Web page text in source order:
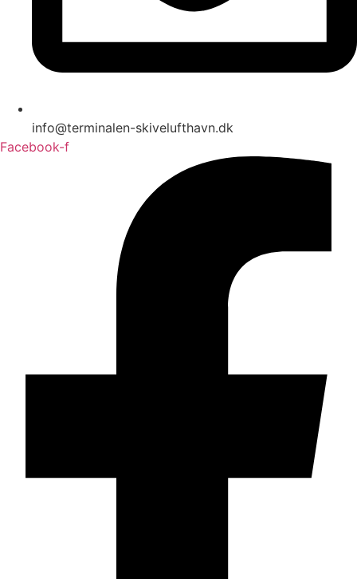
info@terminalen-skivelufthavn.dk
Facebook-f